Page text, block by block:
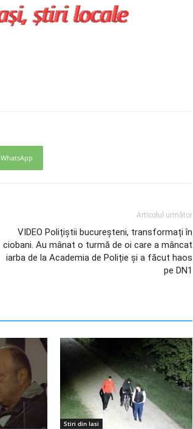
WhatsApp
Articolul următor
VIDEO Polițiștii bucureșteni, transformați în
ciobani. Au mânat o turmă de oi care a mâncat
iarba de la Academia de Poliție și a făcut haos
pe DN1
Stiri din Iasi